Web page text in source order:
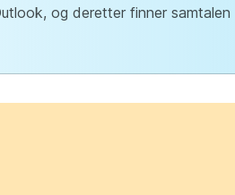
og deretter finner